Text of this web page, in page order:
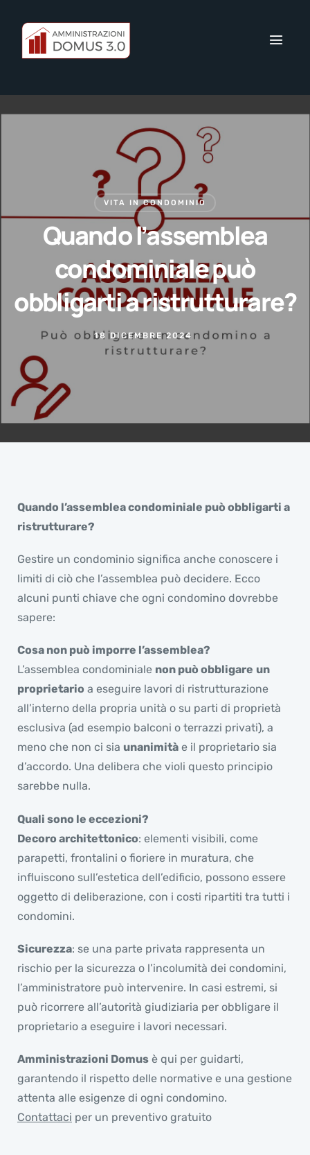
VITA IN CONDOMINIO
Quando l’assemblea
condominiale può
obbligarti a ristrutturare?
18 DICEMBRE 2024
Quando l’assemblea condominiale può obbligarti a
ristrutturare?
Gestire un condominio significa anche conoscere i
limiti di ciò che l’assemblea può decidere. Ecco
alcuni punti chiave che ogni condomino dovrebbe
sapere:
Cosa non può imporre l’assemblea?
L’assemblea condominiale non può obbligare un
proprietario a eseguire lavori di ristrutturazione
all’interno della propria unità o su parti di proprietà
esclusiva (ad esempio balconi o terrazzi privati), a
meno che non ci sia unanimità e il proprietario sia
d’accordo. Una delibera che violi questo principio
sarebbe nulla.
Quali sono le eccezioni?
Decoro architettonico: elementi visibili, come
parapetti, frontalini o fioriere in muratura, che
influiscono sull’estetica dell’edificio, possono essere
oggetto di deliberazione, con i costi ripartiti tra tutti i
condomini.
Sicurezza: se una parte privata rappresenta un
rischio per la sicurezza o l’incolumità dei condomini,
l’amministratore può intervenire. In casi estremi, si
può ricorrere all’autorità giudiziaria per obbligare il
proprietario a eseguire i lavori necessari.
Amministrazioni Domus è qui per guidarti,
garantendo il rispetto delle normative e una gestione
attenta alle esigenze di ogni condomino.
Contattaci per un preventivo gratuito